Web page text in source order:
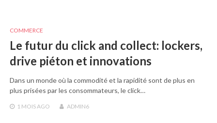
COMMERCE
Le futur du click and collect: lockers,
drive piéton et innovations
Dans un monde où la commodité et la rapidité sont de plus en
plus prisées par les consommateurs, le click…
1 MOISAGO ADMIN6